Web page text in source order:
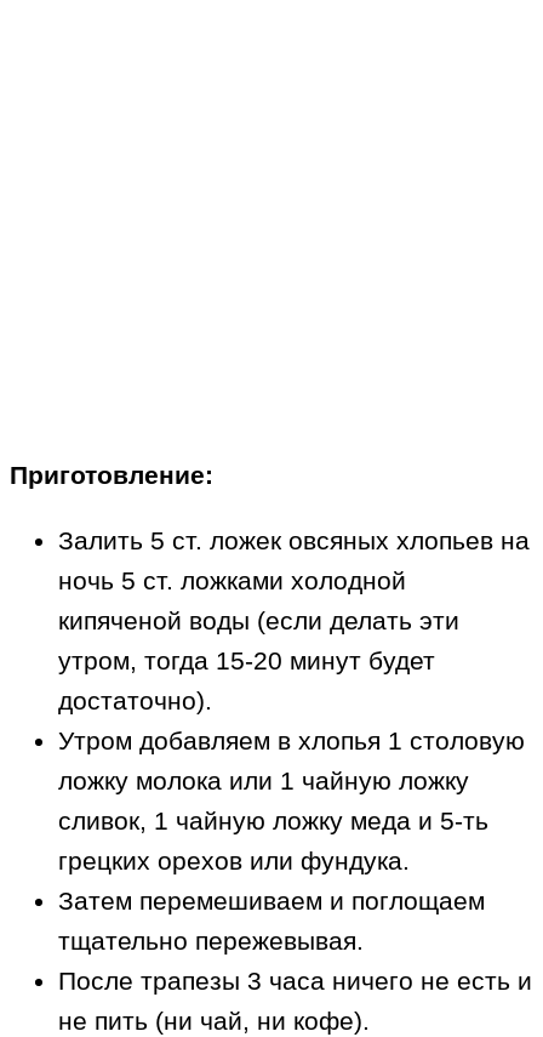
Приготовление:
Залить 5 ст. ложек овсяных хлопьев на
ночь 5 ст. ложками холодной
кипяченой воды (если делать эти
утром, тогда 15-20 минут будет
достаточно).
Утром добавляем в хлопья 1 столовую
ложку молока или 1 чайную ложку
сливок, 1 чайную ложку меда и 5-ть
грецких орехов или фундука.
Затем перемешиваем и поглощаем
тщательно пережевывая.
После трапезы 3 часа ничего не есть и
не пить (ни чай, ни кофе).